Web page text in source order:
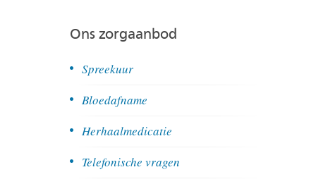
Ons zorgaanbod
Spreekuur
Bloedafname
Herhaalmedicatie
Telefonische vragen